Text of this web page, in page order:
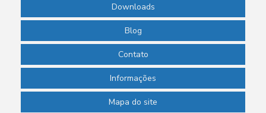
Downloads
Blog
Contato
Informações
Mapa do site